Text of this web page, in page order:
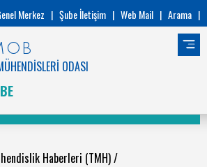
Merkez | Şube İletişim | Web Mail | Arama |
ODASI
Haberleri (TMH)/